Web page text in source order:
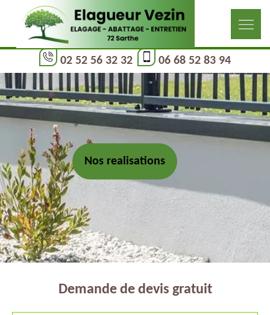
02 52 56 32 32 06 68 52 83 94
Nos realisations
Demande de devis gratuit